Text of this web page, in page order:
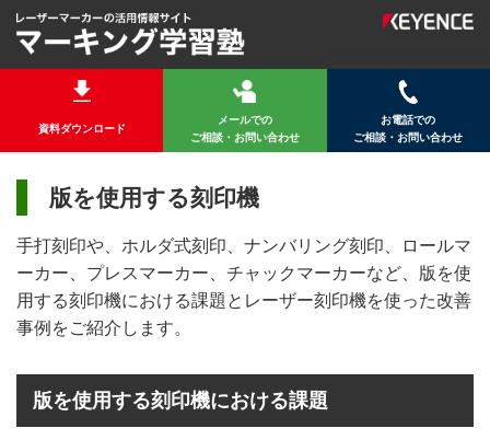
資料ダウンロード
メールでの
ご相談・お問い合わせ
お電話での
ご相談・お問い合わせ
版を使用する刻印機
手打刻印や、ホルダ式刻印、ナンバリング刻印、ロールマ
ーカー、プレスマーカー、チャックマーカーなど、版を使
用する刻印機における課題とレーザー刻印機を使った改善
事例をご紹介します。
版を使用する刻印機における課題